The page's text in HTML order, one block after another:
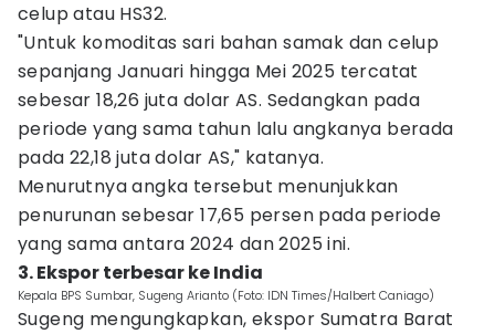
celup atau HS32.
"Untuk komoditas sari bahan samak dan celup
sepanjang Januari hingga Mei 2025 tercatat
sebesar 18,26 juta dolar AS. Sedangkan pada
periode yang sama tahun lalu angkanya berada
pada 22,18 juta dolar AS," katanya.
Menurutnya angka tersebut menunjukkan
penurunan sebesar 17,65 persen pada periode
yang sama antara 2024 dan 2025 ini.
3. Ekspor terbesar ke India
Kepala BPS Sumbar, Sugeng Arianto (Foto: IDN Times/Halbert Caniago)
Sugeng mengungkapkan, ekspor Sumatra Barat